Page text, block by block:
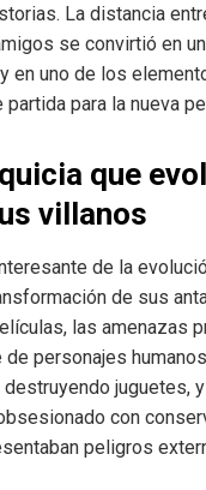
La distancia
se convirtió en
en uno de los
para la nueva
que
villanos
de la
de sus
las amenazas
personajes
juguetes,
con
peligros